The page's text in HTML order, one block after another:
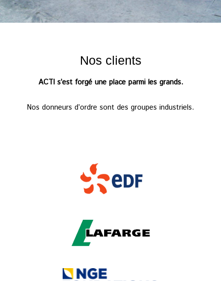
Nos clients
ACTI s’est forgé une place parmi les grands.
Nos donneurs d’ordre sont des groupes industriels.